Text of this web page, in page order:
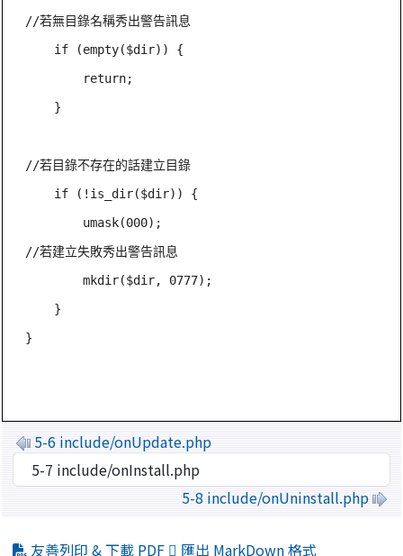
//若無目錄名稱秀出警告訊息
    if (empty($dir)) {
        return;
    }
//若目錄不存在的話建立目錄
    if (!is_dir($dir)) {
        umask(000);
//若建立失敗秀出警告訊息
        mkdir($dir, 0777);
    }
5-6 include/onUpdate.php
5-8 include/onUninstall.php
友善列印 & 下載 PDF 匯出 MarkDown 格式